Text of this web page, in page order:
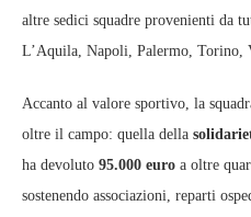
altre sedici squadre provenienti da
L’Aquila, Napoli, Palermo, Torino,
Accanto al valore sportivo, la
oltre il campo: quella della
ha devoluto 95.000 euro a oltre
sostenendo associazioni, reparti